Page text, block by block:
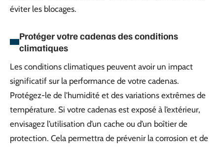
éviter les blocages.
Protéger votre cadenas des conditions
climatiques
Les conditions climatiques peuvent avoir un impact
significatif sur la performance de votre cadenas.
Protégez-le de l’humidité et des variations extrêmes de
température. Si votre cadenas est exposé à l’extérieur,
envisagez l’utilisation d’un cache ou d’un boîtier de
protection. Cela permettra de prévenir la corrosion et de